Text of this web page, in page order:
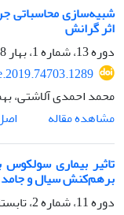
شبیه‌سازی محاسباتی
اثر گرانش
دوره 13، شماره 1، بهار 1398، صفحه
محمد احمدی آلاشتی،
مشاهده مقاله
تاثیر بیماری
بر‌هم‌کنش سیال و جامد
دوره 11، شماره 2، تابستان 1396، صفحه